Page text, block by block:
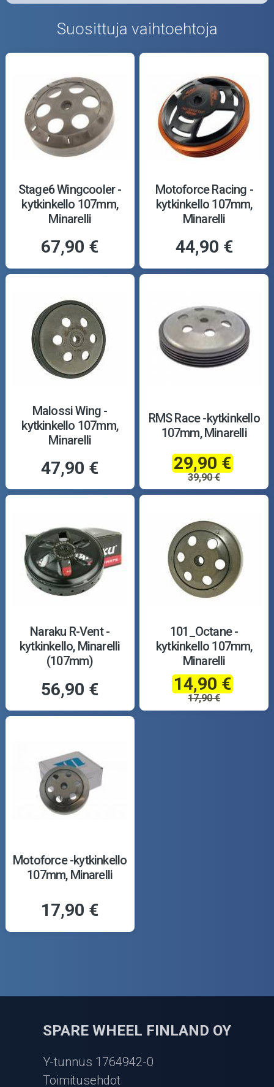
Suosittuja vaihtoehtoja
Stage6 Wingcooler -
kytkinkello 107mm,
Minarelli
67,90 €
Motoforce Racing -
kytkinkello 107mm,
Minarelli
44,90 €
Malossi Wing -
kytkinkello 107mm,
Minarelli
47,90 €
RMS Race -kytkinkello
107mm, Minarelli
29,90 €
39,90 €
Naraku R-Vent -
kytkinkello, Minarelli
(107mm)
56,90 €
101_Octane -
kytkinkello 107mm,
Minarelli
14,90 €
17,90 €
Motoforce -kytkinkello
107mm, Minarelli
17,90 €
SPARE WHEEL FINLAND OY
Y-tunnus 1764942-0
Toimitusehdot